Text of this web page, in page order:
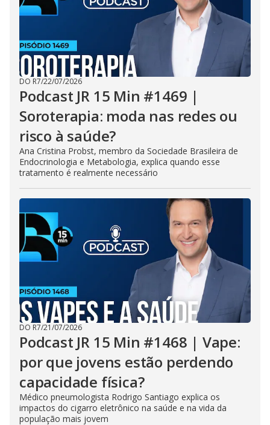
DO R7/22/07/2026
Podcast JR 15 Min #1469 |
Soroterapia: moda nas redes ou
risco à saúde?
Ana Cristina Probst, membro da Sociedade Brasileira de
Endocrinologia e Metabologia, explica quando esse
tratamento é realmente necessário
DO R7/21/07/2026
Podcast JR 15 Min #1468 | Vape:
por que jovens estão perdendo
capacidade física?
Médico pneumologista Rodrigo Santiago explica os
impactos do cigarro eletrônico na saúde e na vida da
população mais jovem